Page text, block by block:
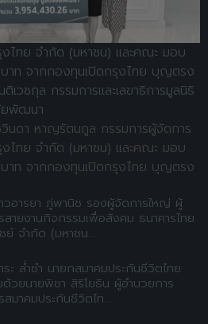
ไทย จำกัด (มหาชน) และคณะ มอบ
าท จากกองทุนเปิดกรุงไทย บุญตรง
เวชกุล กรรมการและเลขาธิการมูลนิธิ
ยพัฒนา
นดา หาญรัตนกูล กรรมการผู้จัดการ
ไทย จำกัด (มหาชน) และคณะ มอบ
าท จากกองทุนเปิดกรุงไทย บุญตรง
วอารยา ภู่พานิช รองผู้จัดการใหญ่ ผู้
สายงานกิจกรรมเพื่อสังคม ธนาคารไทย
จำกัด (มหาชน...
ระ ล่ำซำ นายกสมาคมประกันชีวิตไทย
วยนายพิชา สิริโยธิน ผู้อำนวยการ
สมาคมประกันชีวิตไท...